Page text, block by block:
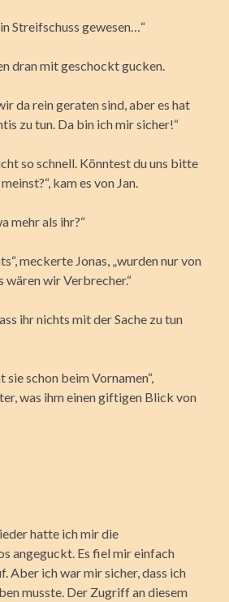
Streifschuss gewesen…“
dran mit geschockt gucken.
da rein geraten sind, aber es hat
zu tun. Da bin ich mir sicher!“
so schnell. Könntest du uns bitte
kam es von Jan.
mehr als ihr?“
meckerte Jonas, „wurden nur von
wären wir Verbrecher.“
ihr nichts mit der Sache zu tun
sie schon beim Vornamen“,
was ihm einen giftigen Blick von
hatte ich mir die
angeguckt. Es fiel mir einfach
Aber ich war mir sicher, dass ich
musste. Der Zugriff an diesem